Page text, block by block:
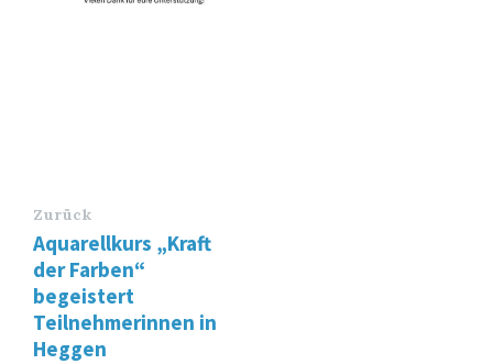
Zurück
Aquarellkurs „Kraft
der Farben“
begeistert
Teilnehmerinnen in
Heggen